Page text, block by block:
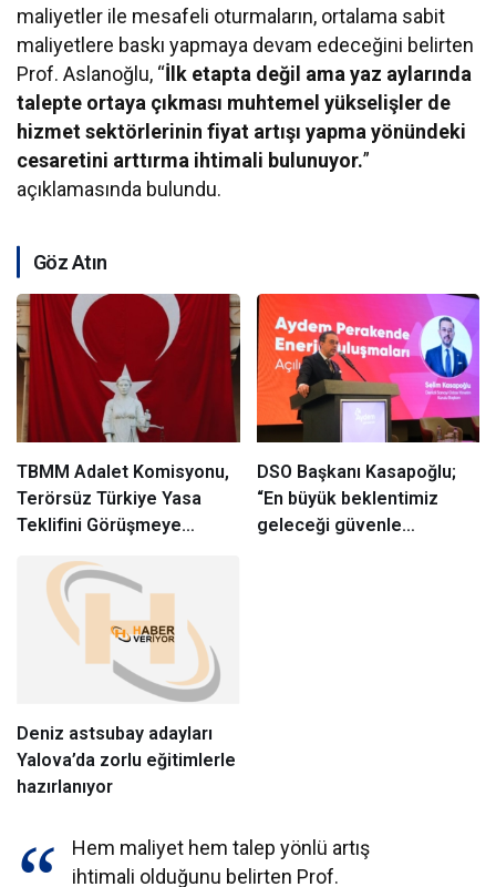
maliyetler ile mesafeli oturmaların, ortalama sabit
maliyetlere baskı yapmaya devam edeceğini belirten
Prof. Aslanoğlu, “İlk etapta değil ama yaz aylarında
talepte ortaya çıkması muhtemel yükselişler de
hizmet sektörlerinin fiyat artışı yapma yönündeki
cesaretini arttırma ihtimali bulunuyor.”
açıklamasında bulundu.
Göz Atın
TBMM Adalet Komisyonu,
Terörsüz Türkiye Yasa
Teklifini Görüşmeye
DSO Başkanı Kasapoğlu;
“En büyük beklentimiz
geleceği güvenle
Deniz astsubay adayları
Yalova’da zorlu eğitimlerle
hazırlanıyor
Hem maliyet hem talep yönlü artış
ihtimali olduğunu belirten Prof.